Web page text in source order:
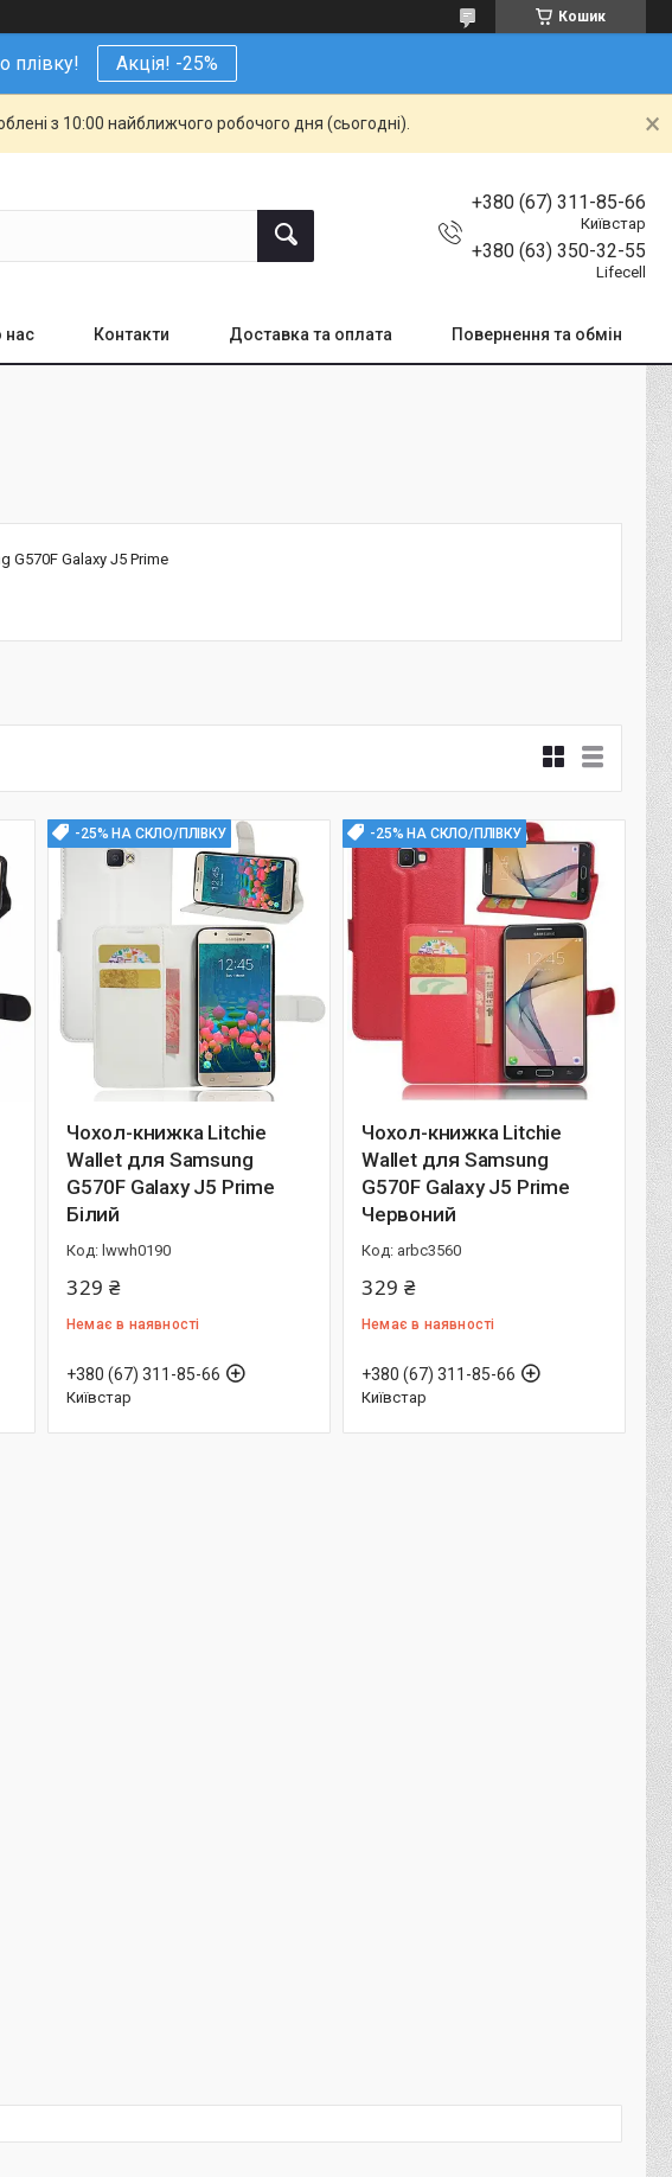
Кошик
плівку! Акція! -25%
з 10:00 найближчого робочого дня (сьогодні).
+380 (67) 311-85-66
Київстар
+380 (63) 350-32-55
Lifecell
нас Контакти Доставка та оплата Повернення та обмін
G570F Galaxy J5 Prime
-25% НА СКЛО/ПЛІВКУ
Чохол-книжка Litchie
Wallet для Samsung
G570F Galaxy J5 Prime
Білий
lwwh0190
329 ₴
Немає в наявності
+380 (67) 311-85-66
Київстар
-25% НА СКЛО/ПЛІВКУ
Чохол-книжка Litchie
Wallet для Samsung
G570F Galaxy J5 Prime
Червоний
arbc3560
329 ₴
Немає в наявності
+380 (67) 311-85-66
Київстар